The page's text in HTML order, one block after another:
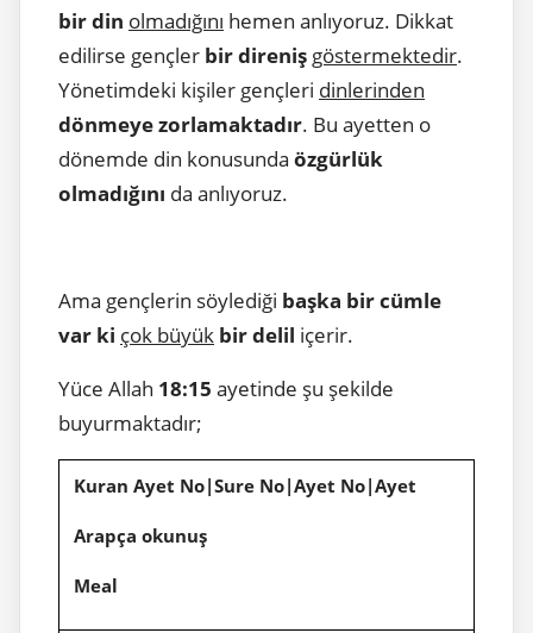
bir din olmadığını hemen anlıyoruz. Dikkat
edilirse gençler bir direniş göstermektedir.
Yönetimdeki kişiler gençleri dinlerinden
dönmeye zorlamaktadır. Bu ayetten o
dönemde din konusunda özgürlük
olmadığını da anlıyoruz.
Ama gençlerin söylediği başka bir cümle
var ki çok büyük bir delil içerir.
Yüce Allah 18:15 ayetinde şu şekilde
buyurmaktadır;
Kuran Ayet No|Sure No|Ayet No|Ayet
Arapça okunuş
Meal